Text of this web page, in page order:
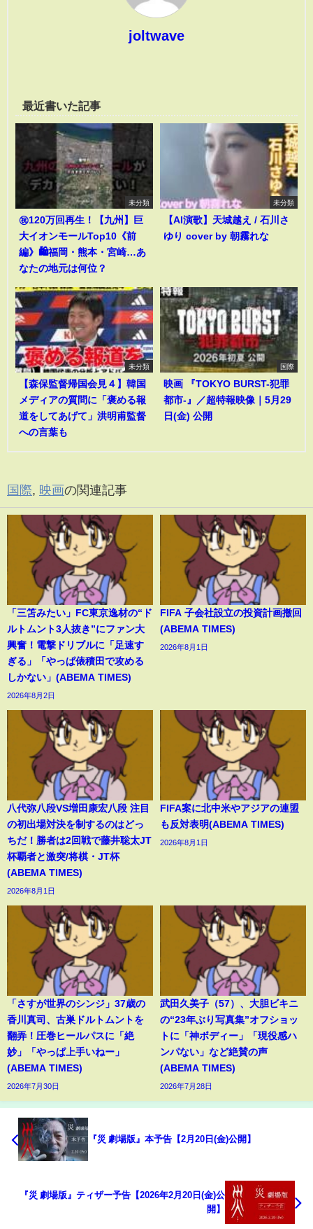
joltwave
最近書いた記事
未分類
㊗️120万回再生！【九州】巨
大イオンモールTop10《前
編》🛍️福岡・熊本・宮崎…あ
なたの地元は何位？
未分類
【AI演歌】天城越え / 石川さ
ゆり cover by 朝霧れな
未分類
【森保監督帰国会見４】韓国
メディアの質問に「褒める報
道をしてあげて」洪明甫監督
への言葉も
国際
映画 『TOKYO BURST-犯罪
都市-』／超特報映像｜5月29
日(金) 公開
国際, 映画の関連記事
「三笘みたい」FC東京逸材の“ド
ルトムント3人抜き”にファン大
興奮！電撃ドリブルに「足速す
ぎる」「やっぱ俵積田で攻める
しかない」(ABEMA TIMES)
2026年8月2日
FIFA 子会社設立の投資計画撤回
(ABEMA TIMES)
2026年8月1日
八代弥八段VS増田康宏八段 注目
の初出場対決を制するのはどっ
ちだ！勝者は2回戦で藤井聡太JT
杯覇者と激突/将棋・JT杯
(ABEMA TIMES)
2026年8月1日
FIFA案に北中米やアジアの連盟
も反対表明(ABEMA TIMES)
2026年8月1日
「さすが世界のシンジ」37歳の
香川真司、古巣ドルトムントを
翻弄！圧巻ヒールパスに「絶
妙」「やっぱ上手いねー」
(ABEMA TIMES)
2026年7月30日
武田久美子（57）、大胆ビキニ
の“23年ぶり写真集”オフショッ
トに「神ボディー」「現役感ハ
ンパない」など絶賛の声
(ABEMA TIMES)
2026年7月28日
『災 劇場版』本予告【2月20日(金)公開】
『災 劇場版』ティザー予告【2026年2月20日(金)公
開】